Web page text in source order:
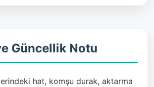
Güncellik Notu
hat, komşu durak, aktarma